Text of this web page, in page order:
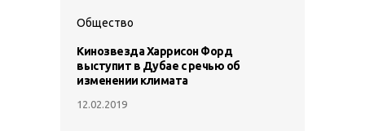
Общество
Кинозвезда Харрисон Форд
выступит в Дубае с речью об
изменении климата
12.02.2019